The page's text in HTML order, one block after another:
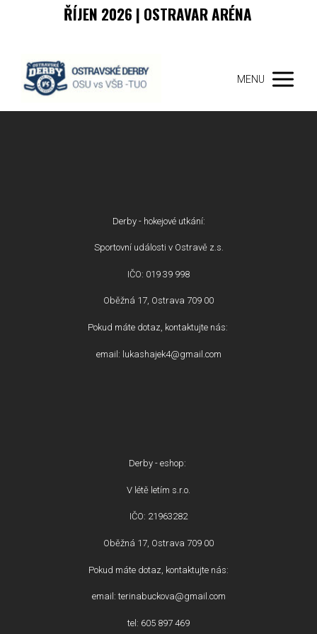
ŘÍJEN 2026 | OSTRAVAR ARÉNA
MENU
Derby - hokejové utkání:
Sportovní události v Ostravě z.s.
IČO: 019 39 998
Oběžná 17, Ostrava 709 00
Pokud máte dotaz, kontaktujte nás:
email: lukashajek4@gmail.com
Derby - eshop:
V létě letím s.r.o.
IČO: 21963282
Oběžná 17, Ostrava 709 00
Pokud máte dotaz, kontaktujte nás:
email: terinabuckova@gmail.com
tel: 605 897 469